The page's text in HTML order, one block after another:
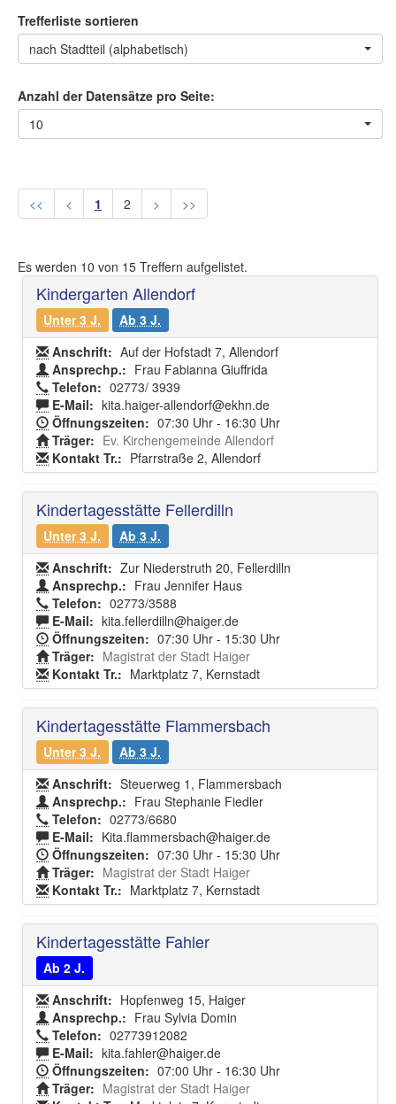
Trefferliste sortieren
nach Stadtteil (alphabetisch)
Anzahl der Datensätze pro Seite:
10
<< < 1 2 > >>
Es werden 10 von 15 Treffern aufgelistet.
Kindergarten Allendorf
Unter 3 J.
Ab 3 J.
Anschrift: Auf der Hofstadt 7, Allendorf
Ansprechp.: Frau Fabianna Giuffrida
Telefon: 02773/ 3939
E-Mail: kita.haiger-allendorf@ekhn.de
Öffnungszeiten: 07:30 Uhr - 16:30 Uhr
Träger: Ev. Kirchengemeinde Allendorf
Kontakt Tr.: Pfarrstraße 2, Allendorf
Kindertagesstätte Fellerdilln
Unter 3 J.
Ab 3 J.
Anschrift: Zur Niederstruth 20, Fellerdilln
Ansprechp.: Frau Jennifer Haus
Telefon: 02773/3588
E-Mail: kita.fellerdilln@haiger.de
Öffnungszeiten: 07:30 Uhr - 15:30 Uhr
Träger: Magistrat der Stadt Haiger
Kontakt Tr.: Marktplatz 7, Kernstadt
Kindertagesstätte Flammersbach
Unter 3 J.
Ab 3 J.
Anschrift: Steuerweg 1, Flammersbach
Ansprechp.: Frau Stephanie Fiedler
Telefon: 02773/6680
E-Mail: Kita.flammersbach@haiger.de
Öffnungszeiten: 07:30 Uhr - 15:30 Uhr
Träger: Magistrat der Stadt Haiger
Kontakt Tr.: Marktplatz 7, Kernstadt
Kindertagesstätte Fahler
Ab 2 J.
Anschrift: Hopfenweg 15, Haiger
Ansprechp.: Frau Sylvia Domin
Telefon: 02773912082
E-Mail: kita.fahler@haiger.de
Öffnungszeiten: 07:00 Uhr - 16:30 Uhr
Träger: Magistrat der Stadt Haiger